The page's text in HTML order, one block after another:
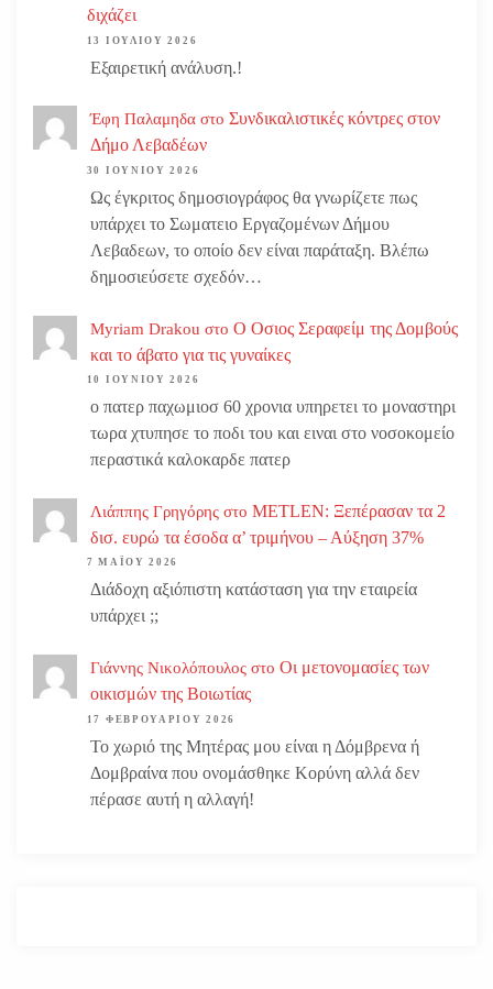
διχάζει
13 ΙΟΥΛΊΟΥ 2026
Εξαιρετική ανάλυση.!
Έφη Παλαμηδα στο Συνδικαλιστικές κόντρες στον
Δήμο Λεβαδέων
30 ΙΟΥΝΊΟΥ 2026
Ως έγκριτος δημοσιογράφος θα γνωρίζετε πως
υπάρχει το Σωματειο Εργαζομένων Δήμου
Λεβαδεων, το οποίο δεν είναι παράταξη. Βλέπω
δημοσιεύσετε σχεδόν…
Myriam Drakou στο Ο Οσιος Σεραφείμ της Δομβούς
και το άβατο για τις γυναίκες
10 ΙΟΥΝΊΟΥ 2026
ο πατερ παχωμιοσ 60 χρονια υπηρετει το μοναστηρι
τωρα χτυπησε το ποδι του και ειναι στο νοσοκομείο
περαστικά καλοκαρδε πατερ
Λιάππης Γρηγόρης στο METLEN: Ξεπέρασαν τα 2
δισ. ευρώ τα έσοδα α’ τριμήνου – Αύξηση 37%
7 ΜΑΪ́ΟΥ 2026
Διάδοχη αξιόπιστη κατάσταση για την εταιρεία
υπάρχει ;;
Γιάννης Νικολόπουλος στο Οι μετονομασίες των
οικισμών της Βοιωτίας
17 ΦΕΒΡΟΥΑΡΊΟΥ 2026
Το χωριό της Μητέρας μου είναι η Δόμβρενα ή
Δομβραίνα που ονομάσθηκε Κορύνη αλλά δεν
πέρασε αυτή η αλλαγή!